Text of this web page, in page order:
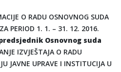
O RADU OSNOVNOG SUDA
PERIOD 1. 1. – 31. 12. 2016.
Osnovnog suda
IZVJEŠTAJA O RADU
JAVNE UPRAVE I INSTITUCIJA U